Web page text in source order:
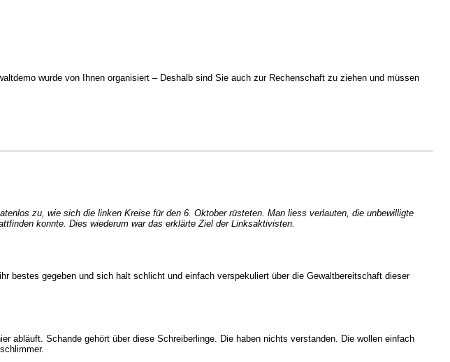
wurde von Ihnen organisiert – Deshalb sind Sie auch zur Rechenschaft zu ziehen und müssen
zu, wie sich die linken Kreise für den 6. Oktober rüsteten. Man liess verlauten, die unbewilligte
konnte. Dies wiederum war das erklärte Ziel der Linksaktivisten.
bestes gegeben und sich halt schlicht und einfach verspekuliert über die Gewaltbereitschaft dieser
Schande gehört über diese Schreiberlinge. Die haben nichts verstanden. Die wollen einfach